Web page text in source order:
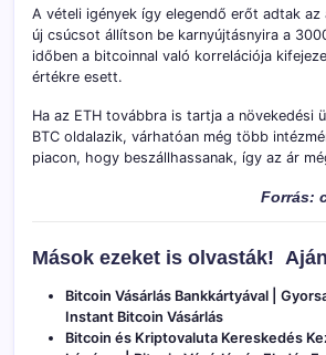
A vételi igények így elegendő erőt adtak
új csúcsot állítson be karnyújtásnyira a
időben a bitcoinnal való korrelációja
értékre esett.
Ha az ETH továbbra is tartja a növekedési
BTC oldalazik, várhatóan még több
piacon, hogy beszállhassanak, így az ár
Forrás:
Mások ezeket is olvasták!
Bitcoin Vásárlás Bankkártyával |
Instant Bitcoin Vásárlás
Bitcoin és Kriptovaluta Kereskedés